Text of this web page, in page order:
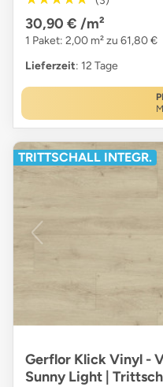
30,90 € /m²
1 Paket: 2,00 m² zu 61,80 €
Lieferzeit: 12 Tage
TRITTSCHALL INTEGR.
Gerflor Klick Vinyl -
Sunny Light |